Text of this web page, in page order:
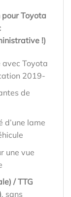
Toyota
!)
Toyota
2019-
de
d’une lame
une vue
/ TTG
, sans